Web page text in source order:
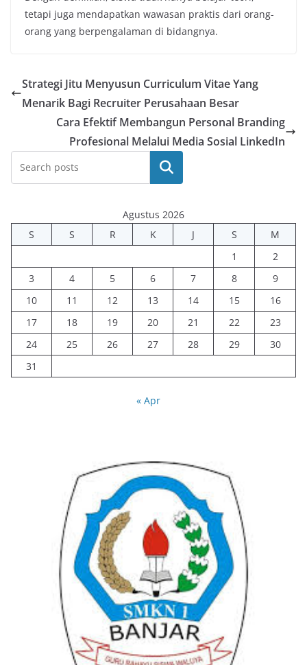
tetapi juga mendapatkan wawasan praktis dari orang-
orang yang berpengalaman di bidangnya.
Strategi Jitu Menyusun Curriculum Vitae Yang
Menarik Bagi Recruiter Perusahaan Besar
Cara Efektif Membangun Personal Branding
Profesional Melalui Media Sosial LinkedIn
Cari
Agustus 2026
S
S R K J S
M
1
2
3
4 5 6 7 8
9
10
11 12 13 14 15
16
17
18 19 20 21 22
23
24
25 26 27 28 29
30
31
« Apr